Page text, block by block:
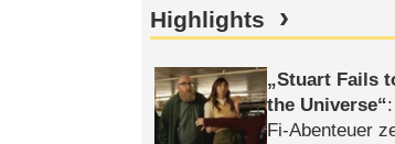
Highlights
Stuart Fails
the Universe
Fi-Abenteuer